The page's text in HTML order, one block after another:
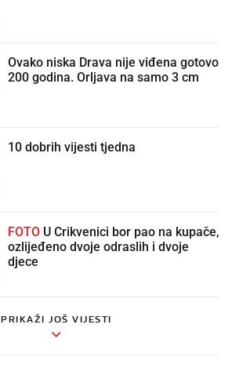
Ovako niska Drava nije viđena gotovo
200 godina. Orljava na samo 3 cm
10 dobrih vijesti tjedna
FOTO
ozlijeđeno dvoje odraslih i dvoje
djece
PRIKAŽI JOŠ VIJESTI